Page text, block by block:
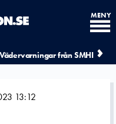
Vädervarningar från SMHI
MENY
13:12